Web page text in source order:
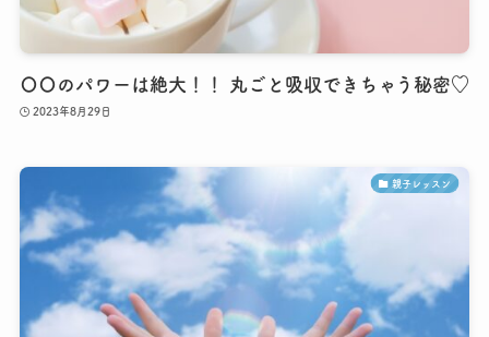
〇〇のパワーは絶大！！ 丸ごと吸収できちゃう秘密♡
2023年8月29日
親子レッスン